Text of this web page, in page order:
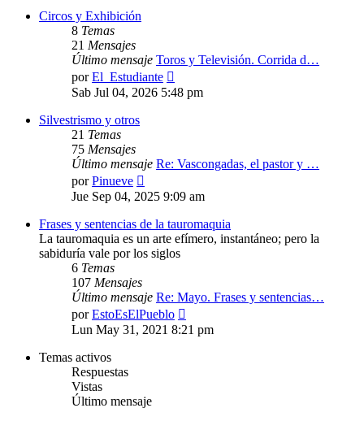
Circos y Exhibición
8 Temas
21 Mensajes
Último mensaje Toros y Televisión. Corrida d…
porEl_Estudiante
último
mensaje
Sab Jul 04, 2026 5:48 pm
Silvestrismo y otros
21 Temas
75 Mensajes
Último mensaje Re: Vascongadas, el pastor y …
porPinueve
último
Jue Sep 04, 2025 9:09 am
Frases y sentencias de la tauromaquia
La tauromaquia es un arte efímero, instantáneo; pero la
sabiduría vale por los siglos
6 Temas
107 Mensajes
Último mensaje Re: Mayo. Frases y sentencias…
porEstoEsElPueblo
último
mensaje
Lun May 31, 2021 8:21 pm
Temas activos
Respuestas
Vistas
Último mensaje